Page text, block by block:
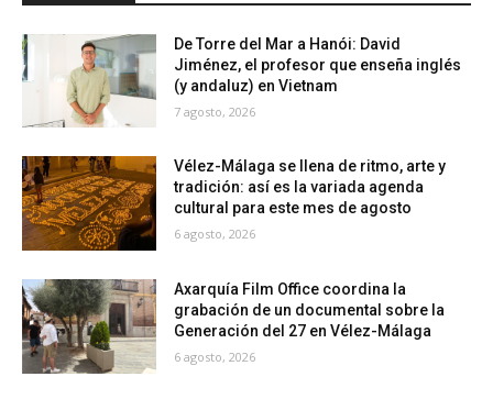
De Torre del Mar a Hanói: David
Jiménez, el profesor que enseña inglés
(y andaluz) en Vietnam
7 agosto, 2026
Vélez-Málaga se llena de ritmo, arte y
tradición: así es la variada agenda
cultural para este mes de agosto
6 agosto, 2026
Axarquía Film Office coordina la
grabación de un documental sobre la
Generación del 27 en Vélez-Málaga
6 agosto, 2026